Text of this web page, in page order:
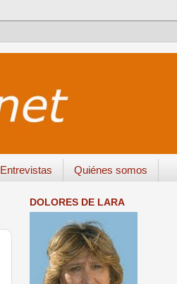
Entrevistas Quiénes somos
DOLORES DE LARA